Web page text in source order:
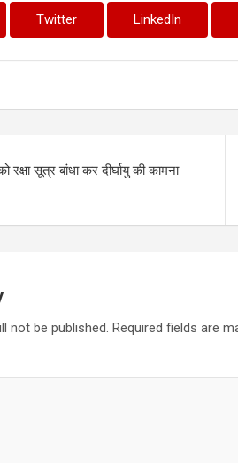
Twitter LinkedIn
सूत्र बांधा कर दीर्घायु की कामना
not be published. Required fields are